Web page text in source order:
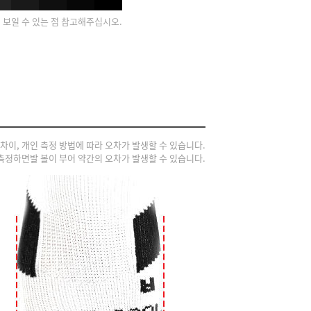
일 수 있는 점 참고해주십시오.
이, 개인 측정 방법에 따라 오차가 발생할 수 있습니다.
정하면발 볼이 부어 약간의 오차가 발생할 수 있습니다.